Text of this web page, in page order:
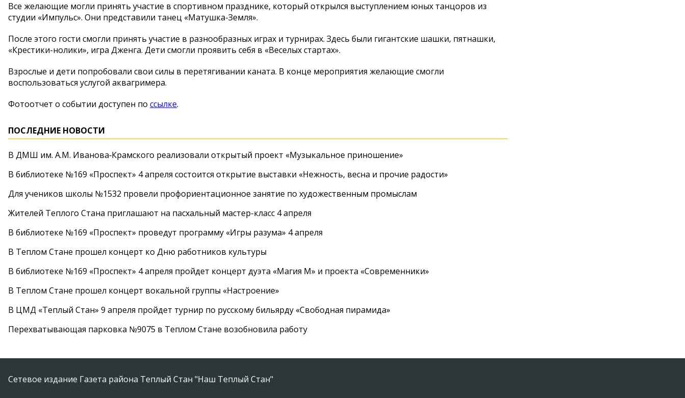
Все желающие могли принять участие в спортивном празднике, который открылся выступлением юных танцоров из
студии «Импульс». Они представили танец «Матушка-Земля».
После этого гости смогли принять участие в разнообразных играх и турнирах. Здесь были гигантские шашки, пятнашки,
«Крестики-нолики», игра Дженга. Дети смогли проявить себя в «Веселых стартах».
Взрослые и дети попробовали свои силы в перетягивании каната. В конце мероприятия желающие смогли
воспользоваться услугой аквагримера.
Фотоотчет о событии доступен по ссылке.
ПОСЛЕДНИЕ НОВОСТИ
В ДМШ им. А.М. Иванова‑Крамского реализовали открытый проект «Музыкальное приношение»
В библиотеке №169 «Проспект» 4 апреля состоится открытие выставки «Нежность, весна и прочие радости»
Для учеников школы №1532 провели профориентационное занятие по художественным промыслам
Жителей Теплого Стана приглашают на пасхальный мастер-класс 4 апреля
В библиотеке №169 «Проспект» проведут программу «Игры разума» 4 апреля
В Теплом Стане прошел концерт ко Дню работников культуры
В библиотеке №169 «Проспект» 4 апреля пройдет концерт дуэта «Магия М» и проекта «Современники»
В Теплом Стане прошел концерт вокальной группы «Настроение»
В ЦМД «Теплый Стан» 9 апреля пройдет турнир по русскому бильярду «Свободная пирамида»
Перехватывающая парковка №9075 в Теплом Стане возобновила работу
Сетевое издание Газета района Теплый Стан "Наш Теплый Стан"